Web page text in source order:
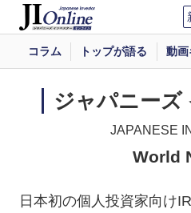
コラム トップが語る 動画
ジャパニーズ
JAPANESE
World
日本初の個人投資家向け